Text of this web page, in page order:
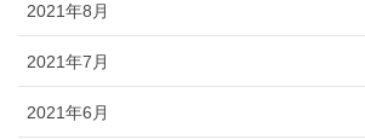
2021年8月
2021年7月
2021年6月